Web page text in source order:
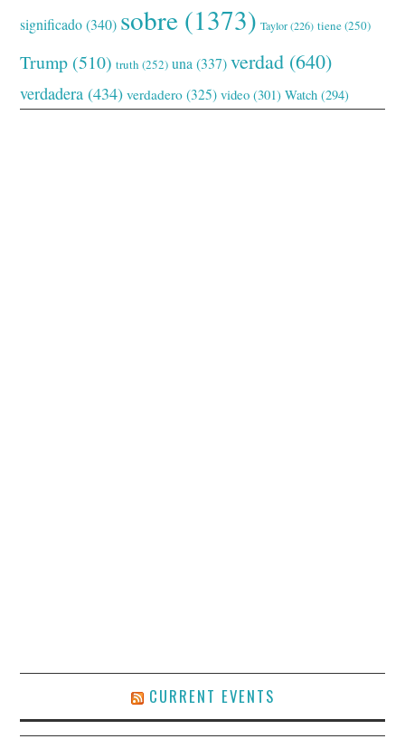
significado(340) sobre (1373) Taylor(226) tiene(250)
Trump (510) truth (252) una (337) verdad (640)
verdadera (434) verdadero (325) video (301) Watch (294)
CURRENT EVENTS